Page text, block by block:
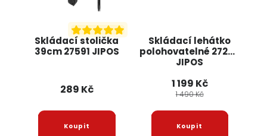
Skládací stolička
39cm 27591 JIPOS
289 Kč
Skládací lehátko
polohovatelné 27263
JIPOS
1 199 Kč
1 490 Kč